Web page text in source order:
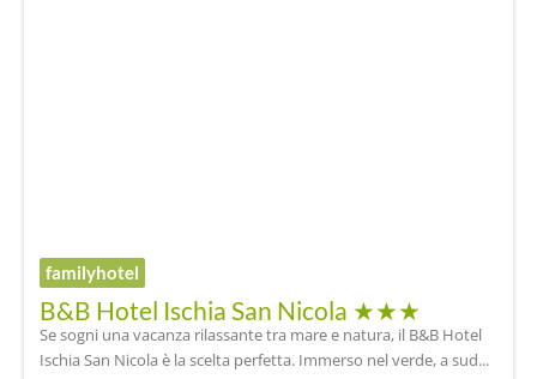
familyhotel
B&B Hotel Ischia San Nicola ★★★
Se sogni una vacanza rilassante tra mare e natura, il B&B Hotel
Ischia San Nicola è la scelta perfetta. Immerso nel verde, a sud...